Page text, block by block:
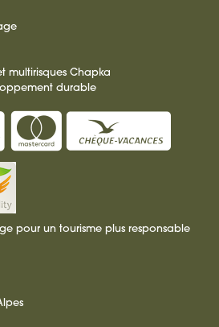
multirisques Chapka
durable
pour un tourisme plus responsable